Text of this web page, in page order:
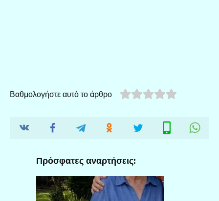
Βαθμολογήστε αυτό το άρθρο
Πρόσφατες αναρτήσεις: